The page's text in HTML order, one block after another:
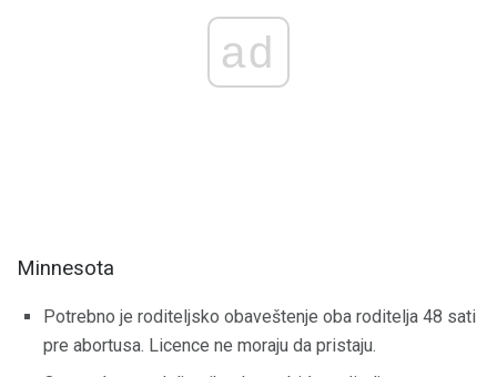
ad
Minnesota
Potrebno je roditeljsko obaveštenje oba roditelja 48 sati
pre abortusa. Licence ne moraju da pristaju.